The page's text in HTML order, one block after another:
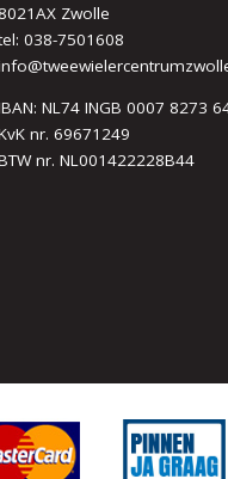
8021AX Zwolle
038-7501608
NL74 INGB 0007 8273
nr. 69671249
nr. NL001422228B44